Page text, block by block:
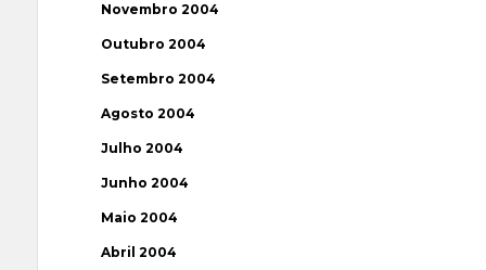
Novembro 2004
Outubro 2004
Setembro 2004
Agosto 2004
Julho 2004
Junho 2004
Maio 2004
Abril 2004